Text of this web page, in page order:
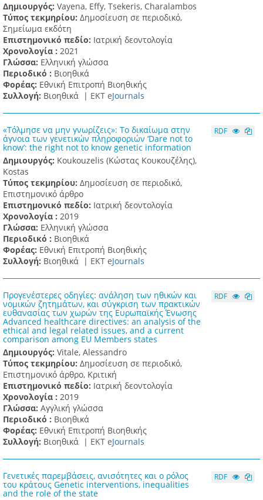
Δημιουργός: Vayena, Effy, Tsekeris, Charalambos
Τύπος τεκμηρίου: Δημοσίευση σε περιοδικό,
Σημείωμα εκδότη
Επιστημονικό πεδίο: Ιατρική δεοντολογία
Χρονολογία : 2021
Γλώσσα: Ελληνική γλώσσα
Περιοδικό : Βιοηθικά
Φορέας: Εθνική Επιτροπή Βιοηθικής
Συλλογή: Βιοηθικά | ΕΚΤ eJournals
«Τόλμησε να μην γνωρίζεις»: Το δικαίωμα στην
άγνοια των γενετικών πληροφοριών ‘Dare not to
know’: the right not to know genetic information
Δημιουργός: Koukouzelis (Κώστας Κουκουζέλης),
Kostas
Τύπος τεκμηρίου: Δημοσίευση σε περιοδικό,
Επιστημονικό άρθρο
Επιστημονικό πεδίο: Ιατρική δεοντολογία
Χρονολογία : 2019
Γλώσσα: Ελληνική γλώσσα
Περιοδικό : Βιοηθικά
Φορέας: Εθνική Επιτροπή Βιοηθικής
Συλλογή: Βιοηθικά | ΕΚΤ eJournals
RDF
Προγενέστερες οδηγίες: ανάληση των ηθικών και
νομικών ζητημάτων, και σύγκριση των πρακτικών
ευθανασίας των χωρών της Ευρωπαϊκής Ένωσης
Advanced healthcare directives: an analysis of the
ethical and legal related issues, and a current
comparison among EU Members states
Δημιουργός: Vitale, Alessandro
Τύπος τεκμηρίου: Δημοσίευση σε περιοδικό,
Επιστημονικό άρθρο, Κριτική
Επιστημονικό πεδίο: Ιατρική δεοντολογία
Χρονολογία : 2019
Γλώσσα: Αγγλική γλώσσα
Περιοδικό : Βιοηθικά
Φορέας: Εθνική Επιτροπή Βιοηθικής
Συλλογή: Βιοηθικά | ΕΚΤ eJournals
RDF
Γενετικές παρεμβάσεις, ανισότητες και ο ρόλος
του κράτους Genetic interventions, inequalities
and the role of the state
RDF